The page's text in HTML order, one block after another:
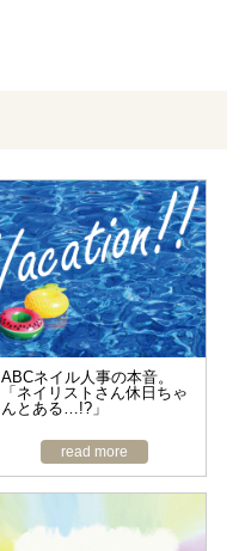
ABCネイル人事の本音。
「ネイリストさん休日ちゃ
んとある…!?」
read more